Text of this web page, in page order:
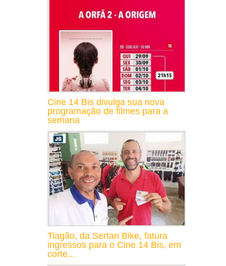
Cine 14 Bis divulga sua nova
programação de filmes para a
semana
Tiagão, da Sertan Bike, fatura
ingressos para o Cine 14 Bis, em
corte...